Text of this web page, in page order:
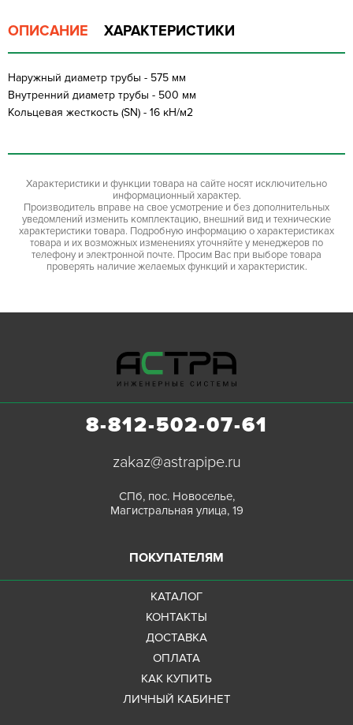
ОПИСАНИЕ ХАРАКТЕРИСТИКИ
Наружный диаметр трубы - 575 мм
Внутренний диаметр трубы - 500 мм
Кольцевая жесткость (SN) - 16 кН/м2
Характеристики и функции товара на сайте носят исключительно
информационный характер.
Производитель вправе на свое усмотрение и без дополнительных
уведомлений изменить комплектацию, внешний вид и технические
характеристики товара. Подробную информацию о характеристиках
товара и их возможных изменениях уточняйте у менеджеров по
телефону и электронной почте. Просим Вас при выборе товара
проверять наличие желаемых функций и характеристик.
8-812-502-07-61
zakaz@astrapipe.ru
СПб, пос. Новоселье,
Магистральная улица, 19
ПОКУПАТЕЛЯМ
КАТАЛОГ
КОНТАКТЫ
ДОСТАВКА
ОПЛАТА
КАК КУПИТЬ
ЛИЧНЫЙ КАБИНЕТ